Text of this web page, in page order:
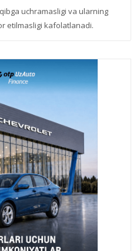
uchramasligi va ularning
etilmasligi kafolatlanadi.